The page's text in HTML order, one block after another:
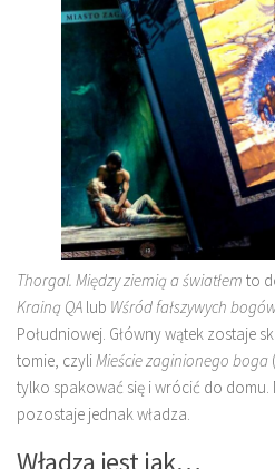
Thorgal. Między ziemią a światłem to
Krainą QA lub Wśród fałszywych
Południowej. Główny wątek zostaje
tomie, czyliMieście zaginionego boga
tylko spakować się i wrócić do domu.
pozostaje jednak władza.
Władza jest jak…